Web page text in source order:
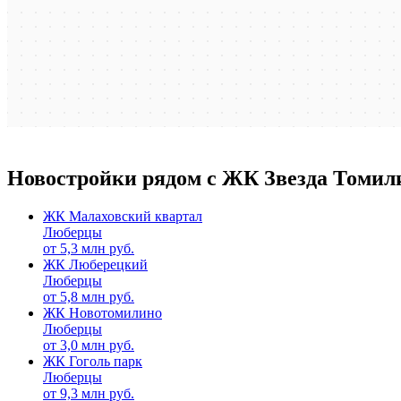
Новостройки рядом с ЖК Звезда
ЖК Малаховский квартал
Люберцы
от 5,3 млн руб.
ЖК Люберецкий
Люберцы
от 5,8 млн руб.
ЖК Новотомилино
Люберцы
от 3,0 млн руб.
ЖК Гоголь парк
Люберцы
от 9,3 млн руб.